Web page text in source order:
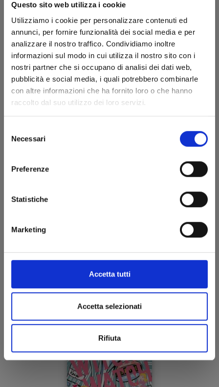
Questo sito web utilizza i cookie
Utilizziamo i cookie per personalizzare contenuti ed
annunci, per fornire funzionalità dei social media e per
analizzare il nostro traffico. Condividiamo inoltre
informazioni sul modo in cui utilizza il nostro sito con i
nostri partner che si occupano di analisi dei dati web,
pubblicità e social media, i quali potrebbero combinarle
con altre informazioni che ha fornito loro o che hanno
raccolto dal suo utilizzo dei loro servizi.
delNecessari
Preferenze
Statistiche
Marketing
Accetta tutti
Accetta selezionati
Rifiuta
€ 5,90